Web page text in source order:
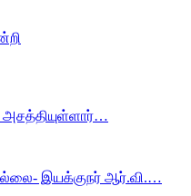
அசத்தியுள்ளார்…
இயக்குநர் ஆர்.வி.…